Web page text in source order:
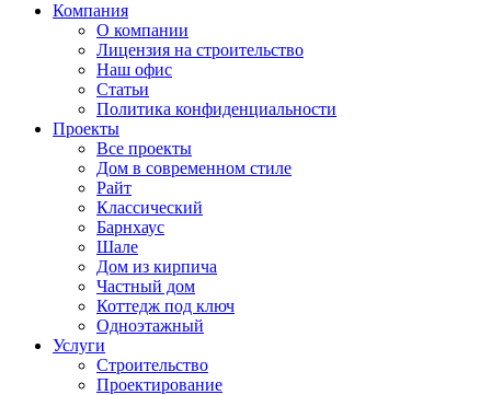
Компания
О компании
Лицензия на строительство
Наш офис
Статьи
Политика конфиденциальности
Проекты
Все проекты
Дом в современном стиле
Райт
Классический
Барнхаус
Шале
Дом из кирпича
Частный дом
Коттедж под ключ
Одноэтажный
Услуги
Строительство
Проектирование